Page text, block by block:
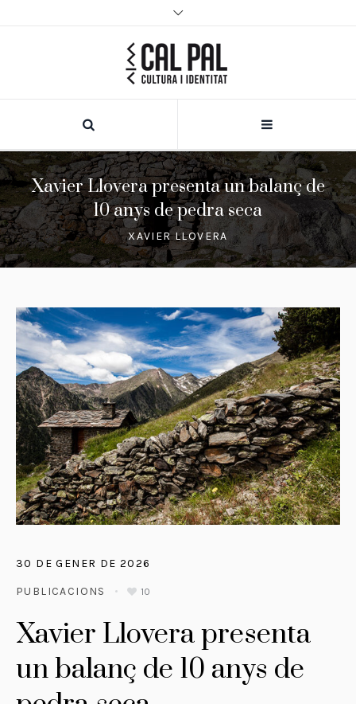
Xavier Llovera presenta un balanç de
10 anys de pedra seca
XAVIER LLOVERA
30 DE GENER DE 2026
PUBLICACIONS 10
Xavier Llovera presenta
un balanç de 10 anys de